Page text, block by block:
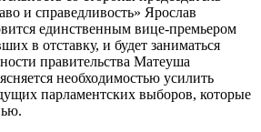
и справедливость» Ярослав
единственным вице-премьером
в отставку, и будет заниматься
правительства Матеуша
необходимостью усилить
парламентских выборов, которые